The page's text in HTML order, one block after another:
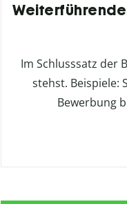
Im Schlusssatz der
stehst. Beispiele:
Bewerbung